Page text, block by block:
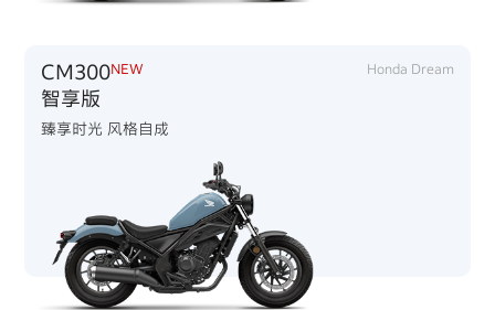
CM300
智享版
NEW Honda Dream
臻享时光 风格自成